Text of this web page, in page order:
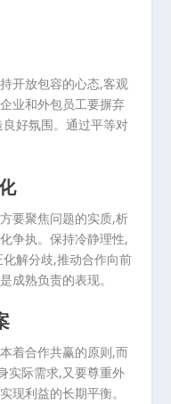
开放包容的心态,客观
业和外包员工要摒弃
好氛围。通过平等对
要聚焦问题的实质,析
争执。保持冷静理性,
解分歧,推动合作向前
成熟负责的表现。
着合作共赢的原则,而
实际需求,又要尊重外
现利益的长期平衡。